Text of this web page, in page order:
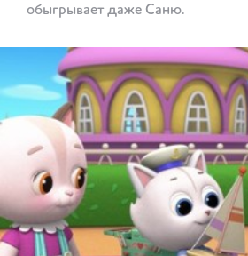
обыгрывает даже Саню.